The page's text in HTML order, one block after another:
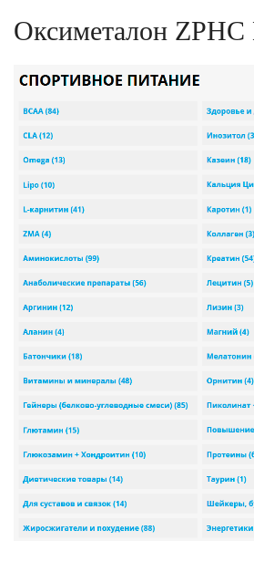
Оксиметалон